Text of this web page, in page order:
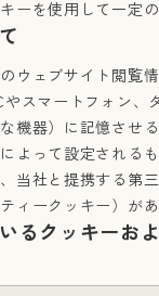
ーを使用して一定
ウェブサイト閲覧
やスマートフォン、
機器）に記憶させる
よって設定される
当社と提携する第
ィークッキー）があ
るクッキーお